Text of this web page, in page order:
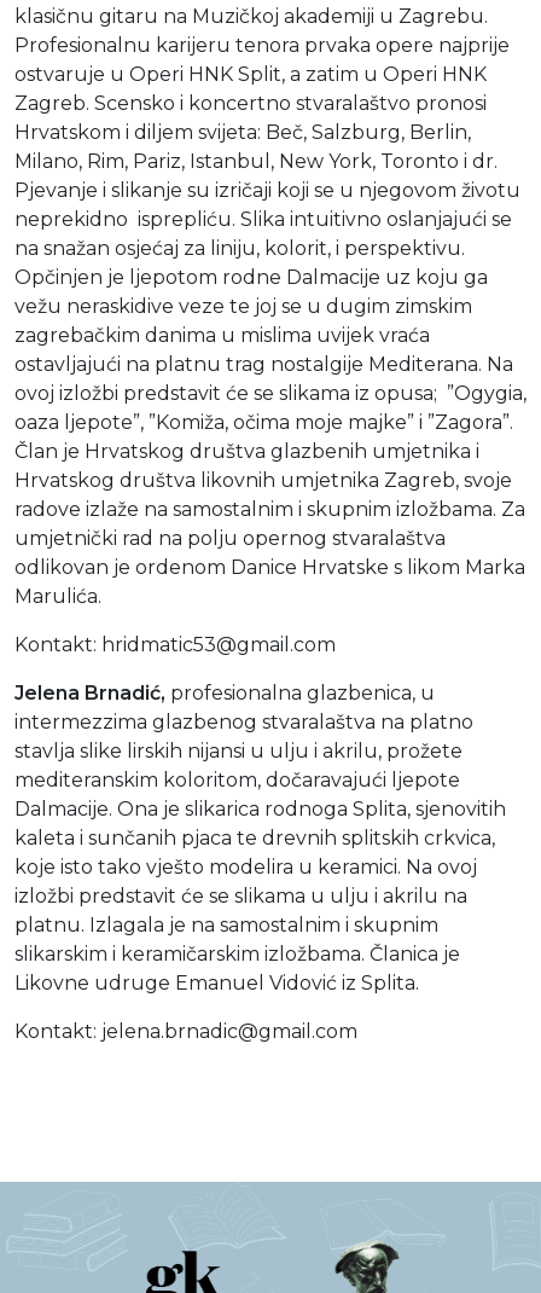
klasičnu gitaru na Muzičkoj akademiji u Zagrebu.
Profesionalnu karijeru tenora prvaka opere najprije
ostvaruje u Operi HNK Split, a zatim u Operi HNK
Zagreb. Scensko i koncertno stvaralaštvo pronosi
Hrvatskom i diljem svijeta: Beč, Salzburg, Berlin,
Milano, Rim, Pariz, Istanbul, New York, Toronto i dr.
Pjevanje i slikanje su izričaji koji se u njegovom životu
neprekidno isprepliću. Slika intuitivno oslanjajući se
na snažan osjećaj za liniju, kolorit, i perspektivu.
Opčinjen je ljepotom rodne Dalmacije uz koju ga
vežu neraskidive veze te joj se u dugim zimskim
zagrebačkim danima u mislima uvijek vraća
ostavljajući na platnu trag nostalgije Mediterana. Na
ovoj izložbi predstavit će se slikama iz opusa; ”Ogygia,
oaza ljepote”, ”Komiža, očima moje majke” i ”Zagora”.
Član je Hrvatskog društva glazbenih umjetnika i
Hrvatskog društva likovnih umjetnika Zagreb, svoje
radove izlaže na samostalnim i skupnim izložbama. Za
umjetnički rad na polju opernog stvaralaštva
odlikovan je ordenom Danice Hrvatske s likom Marka
Marulića.
Kontakt: hridmatic53@gmail.com
Jelena Brnadić, profesionalna glazbenica, u
intermezzima glazbenog stvaralaštva na platno
stavlja slike lirskih nijansi u ulju i akrilu, prožete
mediteranskim koloritom, dočaravajući ljepote
Dalmacije. Ona je slikarica rodnoga Splita, sjenovitih
kaleta i sunčanih pjaca te drevnih splitskih crkvica,
koje isto tako vješto modelira u keramici. Na ovoj
izložbi predstavit će se slikama u ulju i akrilu na
platnu. Izlagala je na samostalnim i skupnim
slikarskim i keramičarskim izložbama. Članica je
Likovne udruge Emanuel Vidović iz Splita.
Kontakt: jelena.brnadic@gmail.com